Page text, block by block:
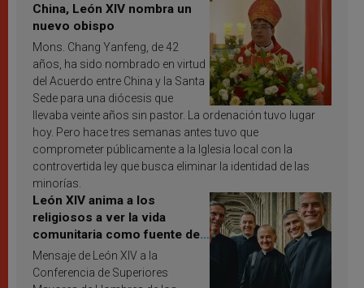
China, León XIV nombra un
nuevo obispo
Mons. Chang Yanfeng, de 42
años, ha sido nombrado en virtud
del Acuerdo entre China y la Santa
Sede para una diócesis que
llevaba veinte años sin pastor. La ordenación tuvo lugar
hoy. Pero hace tres semanas antes tuvo que
comprometer públicamente a la Iglesia local con la
controvertida ley que busca eliminar la identidad de las
minorías.
León XIV anima a los
religiosos a ver la vida
comunitaria como fuente de
inspiración y santificación
Mensaje de León XIV a la
Conferencia de Superiores